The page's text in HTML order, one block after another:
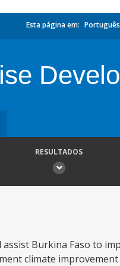
Esta página em: Português
RESULTADOS
Burkina Faso to
climate